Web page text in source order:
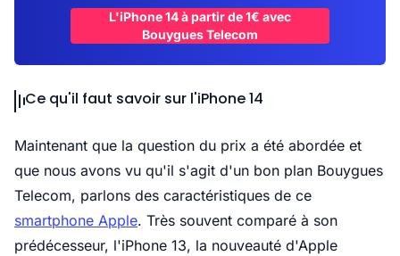
L'iPhone 14 à partir de 1€ avec
Bouygues Telecom
Ce qu'il faut savoir sur l'iPhone 14
Maintenant que la question du prix a été abordée et
que nous avons vu qu'il s'agit d'un bon plan Bouygues
Telecom, parlons des caractéristiques de ce
smartphone Apple. Très souvent comparé à son
prédécesseur, l'iPhone 13, la nouveauté d'Apple